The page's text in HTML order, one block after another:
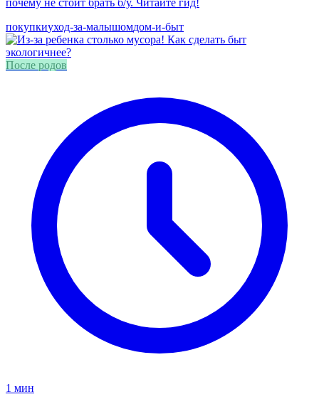
почему не стоит брать б/у. Читайте гид!
покупкиуход-за-малышомдом-и-быт
После родов
1 мин